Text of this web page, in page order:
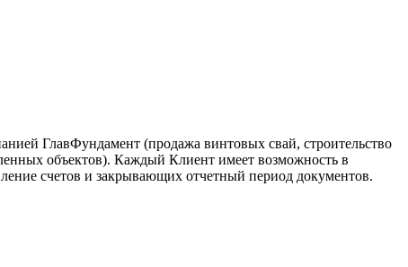
ГлавФундамент (продажа винтовых свай, строительство
объектов). Каждый Клиент имеет возможность в
счетов и закрывающих отчетный период документов.